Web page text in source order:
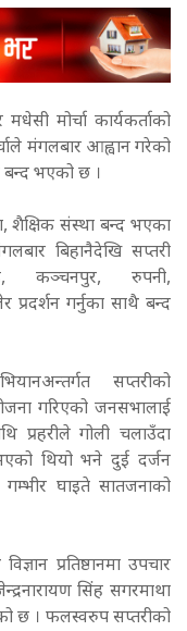
मधेसी मोर्चा कार्यकर्ताको
मंगलबार आह्वान गरेको
बन्द भएको छ ।
शैक्षिक संस्था बन्द भएका
बिहानैदेखि सप्तरी
कञ्चनपुर, रुपनी,
प्रदर्शन गर्नुका साथै बन्द
सप्तरीको
गरिएको जनसभालाई
प्रहरीले गोली चलाउँदा
भएको थियो भने दुई दर्जन
घाइते सातजनाको
प्रतिष्ठानमा उपचार
सिंह सगरमाथा
छ । फलस्वरुप सप्तरीको